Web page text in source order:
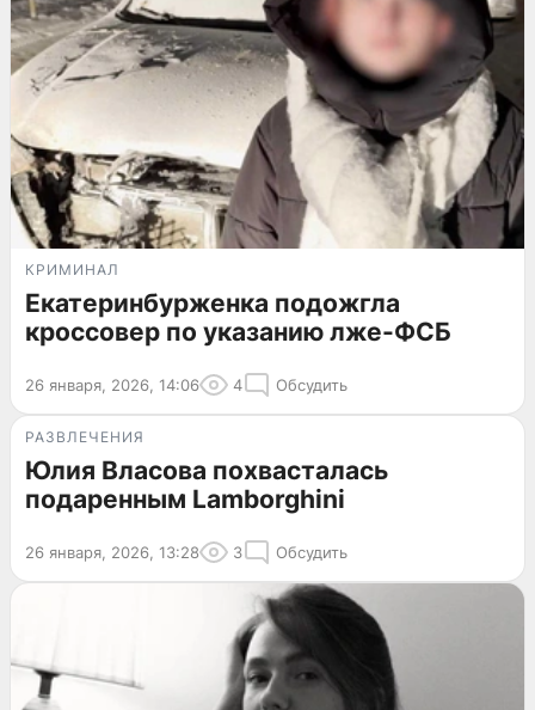
КРИМИНАЛ
Екатеринбурженка подожгла
кроссовер по указанию лже-ФСБ
26 января, 2026, 14:06 4 Обсудить
РАЗВЛЕЧЕНИЯ
Юлия Власова похвасталась
подаренным Lamborghini
26 января, 2026, 13:28 3 Обсудить